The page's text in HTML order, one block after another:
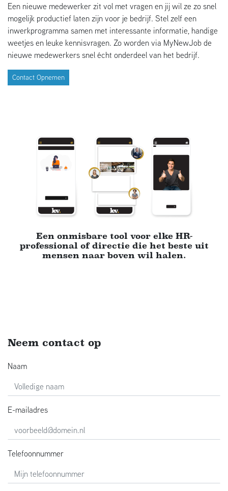
Een nieuwe medewerker zit vol met vragen en jij wil ze zo snel
mogelijk productief laten zijn voor je bedrijf. Stel zelf een
inwerkprogramma samen met interessante informatie, handige
weetjes en leuke kennisvragen. Zo worden via MyNewJob de
nieuwe medewerkers snel écht onderdeel van het bedrijf.
Contact Opnemen
Een onmisbare tool voor elke HR-
professional of directie die het beste uit
mensen naar boven wil halen.
Neem contact op
Naam
E-mailadres
Telefoonnummer